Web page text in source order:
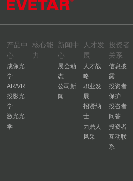
产品中
心
成像光
学
AR/VR
投影光
学
激光光
学
核心能
力
新闻中
心
展会动
态
公司新
闻
人才发
展
人才战
略
职业发
展
招贤纳
士
力鼎人
风采
投资者
关系
信息披
露
投资者
保护
投咨者
问答
投资者
互动联
系